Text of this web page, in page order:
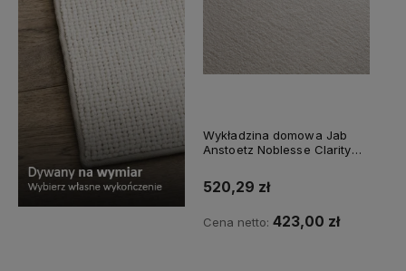
Wykładzina domowa Jab
Anstoetz Noblesse Clarity
520,29 zł
Cena netto: 423,00 zł